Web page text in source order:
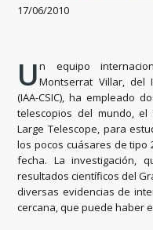
17/06/2010
Un equipo
Montserrat Villar, del
(IAA-CSIC), ha empleado
telescopios del mundo,
Large Telescope, para
los pocos cuásares de
fecha. La investigación,
resultados científicos del
diversas evidencias de
cercana, que puede haber